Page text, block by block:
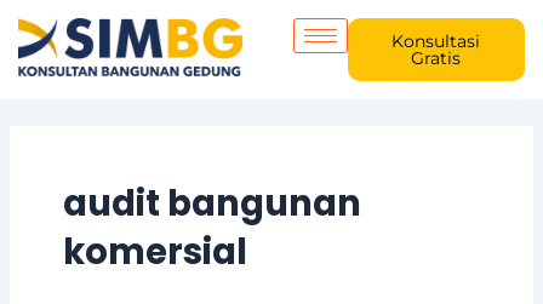
Skip
content
Konsultasi
Gratis
audit bangunan
komersial